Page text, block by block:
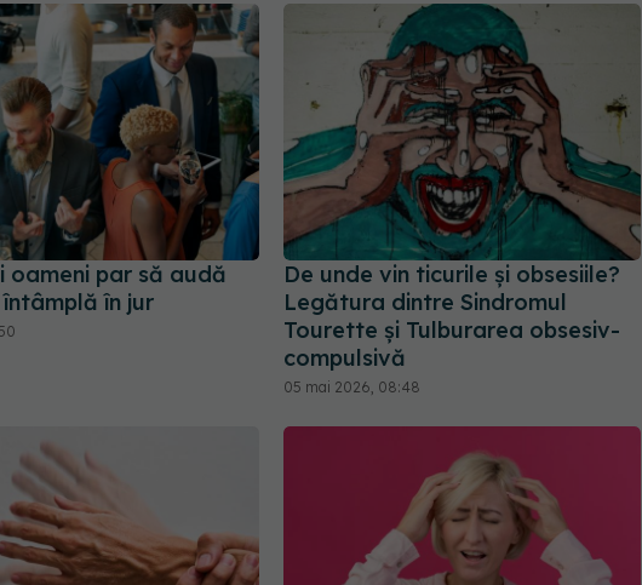
oameni par să audă
în jur
De unde vin ticurile și obsesiile?
Legătura dintre Sindromul
Tourette și Tulburarea obsesiv-
compulsivă
05 mai 2026, 08:48